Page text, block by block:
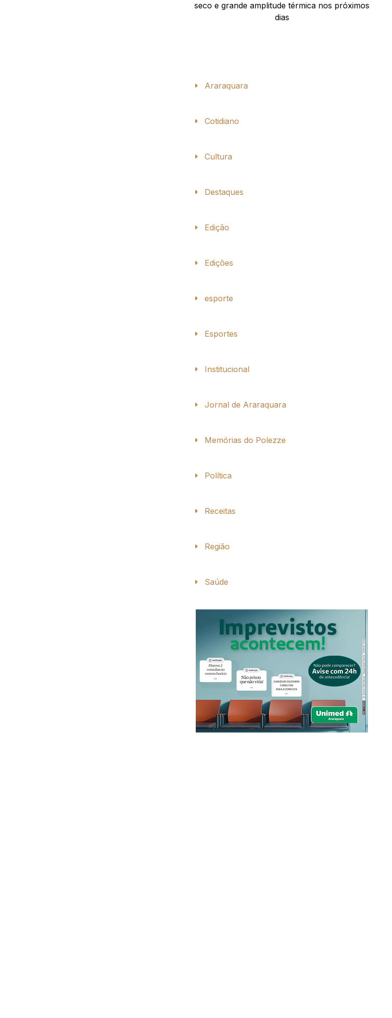
seco e grande amplitude térmica nos próximos
dias
Araraquara
Cotidiano
Cultura
Destaques
Edição
Edições
esporte
Esportes
Institucional
Jornal de Araraquara
Memórias do Polezze
Política
Receitas
Região
Saúde